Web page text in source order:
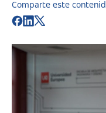
Comparte este